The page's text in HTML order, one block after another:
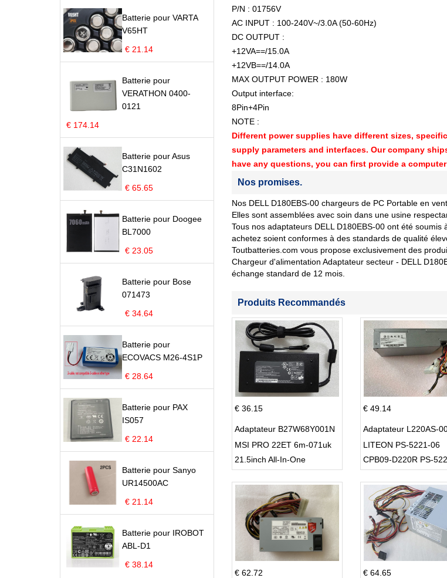
Batterie pour VARTA
V65HT
€ 21.14
Batterie pour
VERATHON 0400-
0121
€ 174.14
Batterie pour Asus
C31N1602
€ 65.65
Batterie pour Doogee
BL7000
€ 23.05
Batterie pour Bose
071473
€ 34.64
Batterie pour
ECOVACS M26-4S1P
€ 28.64
Batterie pour PAX
IS057
€ 22.14
Batterie pour Sanyo
UR14500AC
€ 21.14
Batterie pour IROBOT
ABL-D1
€ 38.14
P/N : 01756V
AC INPUT : 100-240V~/3.0A (50-60Hz)
DC OUTPUT :
+12VA==/15.0A
+12VB==/14.0A
MAX OUTPUT POWER : 180W
Output interface:
8Pin+4Pin
NOTE :
Different power supplies have different sizes,
supply parameters and interfaces. Our company
have any questions, you can first provide a
Nos promises.
Nos DELL D180EBS-00 chargeurs de PC Portable en
Elles sont assemblées avec soin dans une usine
Tous nos adaptateurs DELL D180EBS-00 ont été
achetez soient conformes à des standards de qualité
Toutbatteries.com vous propose exclusivement des
Chargeur d'alimentation Adaptateur secteur - DELL
échange standard de 12 mois.
Produits Recommandés
€ 36.15
Adaptateur B27W68Y001N
MSI PRO 22ET 6m-071uk
21.5inch All-In-One
€ 49.14
Adaptateur L220AS-
LITEON PS-5221-06
CPB09-D220R PS-
€ 62.72 € 64.65